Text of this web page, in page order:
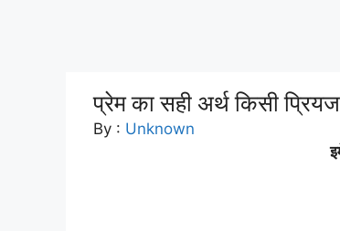
प्रेम का सही अर्थ किसी
By : Unknown